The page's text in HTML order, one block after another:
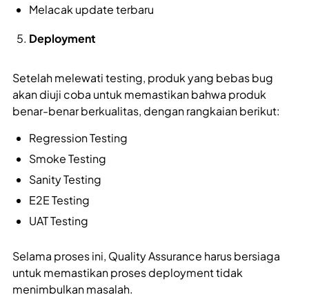
Melacak update terbaru
Deployment
Setelah melewati testing, produk yang bebas bug
akan diuji coba untuk memastikan bahwa produk
benar-benar berkualitas, dengan rangkaian berikut:
Regression Testing
Smoke Testing
Sanity Testing
E2E Testing
UAT Testing
Selama proses ini, Quality Assurance harus bersiaga
untuk memastikan proses deployment tidak
menimbulkan masalah.